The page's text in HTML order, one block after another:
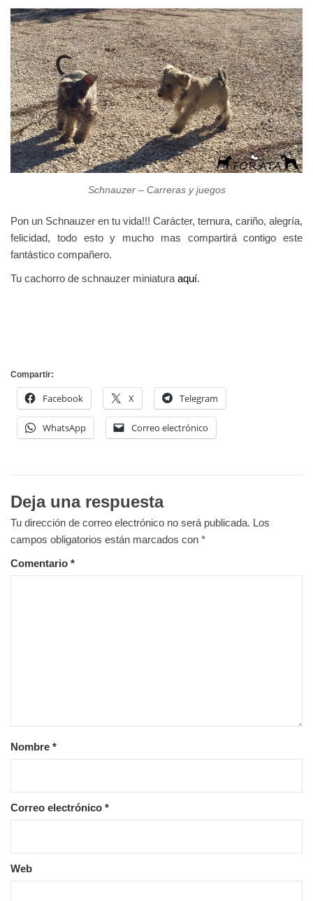
Schnauzer – Carreras y juegos
Pon un Schnauzer en tu vida!!! Carácter, ternura, cariño, alegría,
felicidad, todo esto y mucho mas compartirá contigo este
fantástico compañero.
Tu cachorro de schnauzer miniatura aquí.
Compartir:
Facebook X Telegram
WhatsApp Correo electrónico
Deja una respuesta
Tu dirección de correo electrónico no será publicada. Los
campos obligatorios están marcados con *
Comentario *
Nombre *
Correo electrónico *
Web